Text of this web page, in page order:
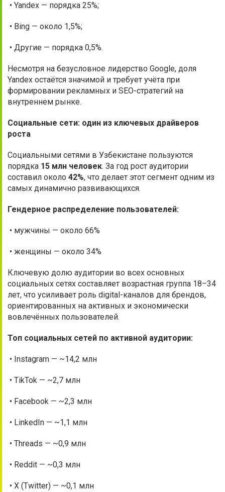
• Yandex — порядка 25%;
• Bing — около 1,5%;
• Другие — порядка 0,5%.
Несмотря на безусловное лидерство Google, доля
Yandex остаётся значимой и требует учёта при
формировании рекламных и SEO-стратегий на
внутреннем рынке.
Социальные сети: один из ключевых драйверов
роста
Социальными сетями в Узбекистане пользуются
порядка 15 млн человек. За год рост аудитории
составил около 42%, что делает этот сегмент одним из
самых динамично развивающихся.
Гендерное распределение пользователей:
• мужчины — около 66%
• женщины — около 34%
Ключевую долю аудитории во всех основных
социальных сетях составляет возрастная группа 18–34
лет, что усиливает роль digital-каналов для брендов,
ориентированных на активных и экономически
вовлечённых пользователей.
Топ социальных сетей по активной аудитории:
• Instagram — ~14,2 млн
• TikTok — ~2,7 млн
• Facebook — ~2,3 млн
• LinkedIn — ~1,1 млн
• Threads — ~0,9 млн
• Reddit — ~0,3 млн
• X (Twitter) — ~0,1 млн